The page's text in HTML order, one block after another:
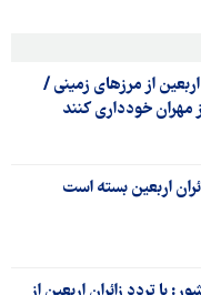
از مرزهای زمینی /
مهران خودداری کنند
اربعین بسته است